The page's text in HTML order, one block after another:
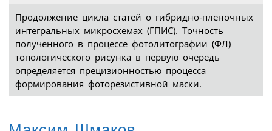
Продолжение цикла статей о гибридно-пленочных
интегральных микросхемах (ГПИС). Точность
полученного в процессе фотолитографии (ФЛ)
топологического рисунка в первую очередь
определяется прецизионностью процесса
формирования фоторезистивной маски.